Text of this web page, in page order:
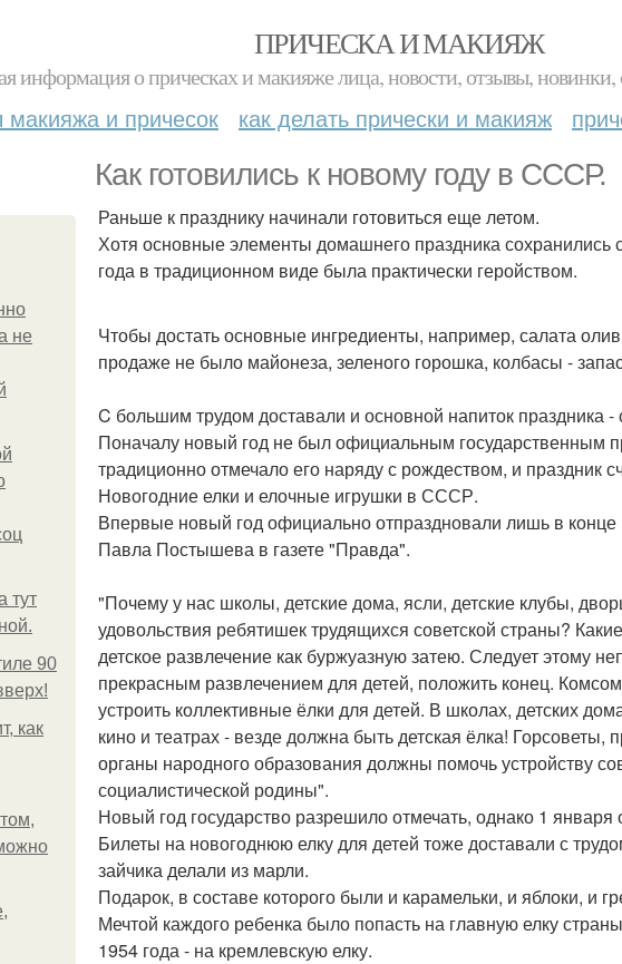
ПРИЧЕСКА И МАКИЯЖ
информация о прическах и макияже лица, новости, отзывы, новинки,
макияжа и причесок как делать прически и макияж
Как готовились к новому году в СССР.
не
тут
90
как
Раньше к празднику начинали готовиться еще летом.
Хотя основные элементы домашнего праздника сохранились
года в традиционном виде была практически геройством.
Чтобы достать основные ингредиенты, например, салата
продаже не было майонеза, зеленого горошка, колбасы -
C большим трудом доставали и основной напиток праздника
Поначалу новый год не был официальным государственным
традиционно отмечало его наряду с рождеством, и праздник
Новогодние елки и елочные игрушки в СССР.
Впервые новый год официально отпраздновали лишь в конце
Павла Постышева в газете "Правда".
"Почему у нас школы, детские дома, ясли, детские клубы,
удовольствия ребятишек трудящихся советской страны?
детское развлечение как буржуазную затею. Следует этому
прекрасным развлечением для детей, положить конец.
устроить коллективные ёлки для детей. В школах, детских
кино и театрах - везде должна быть детская ёлка!
органы народного образования должны помочь устройству
социалистической родины".
Новый год государство разрешило отмечать, однако 1
Билеты на новогоднюю елку для детей тоже доставали с
зайчика делали из марли.
Подарок, в составе которого были и карамельки, и яблоки, и
Мечтой каждого ребенка было попасть на главную елку
1954 года - на кремлевскую елку.